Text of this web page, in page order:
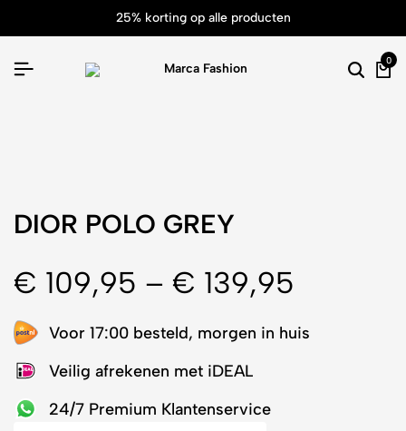
25% korting op alle producten
0
DIOR POLO GREY
€ 109,95 – € 139,95
Voor 17:00 besteld, morgen in huis
Veilig afrekenen met iDEAL
24/7 Premium Klantenservice